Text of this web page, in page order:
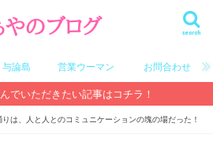
search
与論島 営業ウーマン お問合わせ
でいただきたい記事はコチラ！
は、人と人とのコミュニケーションの塊の場だった！